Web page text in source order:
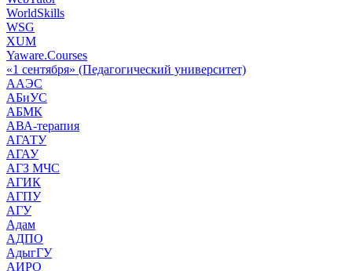
WorldSkills
WSG
XUM
Yaware.Courses
«1 сентября» (Педагогический университет)
ААЭС
АБиУС
АБМК
АВА-терапия
АГАТУ
АГАУ
АГЗ МЧС
АГИК
АГПУ
АГУ
Адам
АДПО
АдыгГУ
АИРО